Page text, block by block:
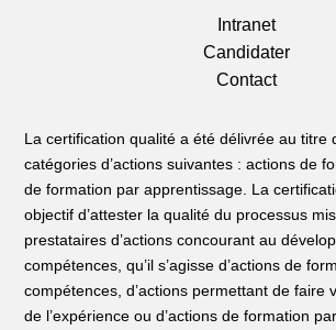
Intranet
Candidater
Contact
La certification qualité a été délivrée au titre
catégories d’actions suivantes : actions de
de formation par apprentissage. La
objectif d’attester la qualité du processus
prestataires d’actions concourant au
compétences, qu’il s’agisse d’actions de
compétences, d’actions permettant de faire
de l’expérience ou d’actions de formation